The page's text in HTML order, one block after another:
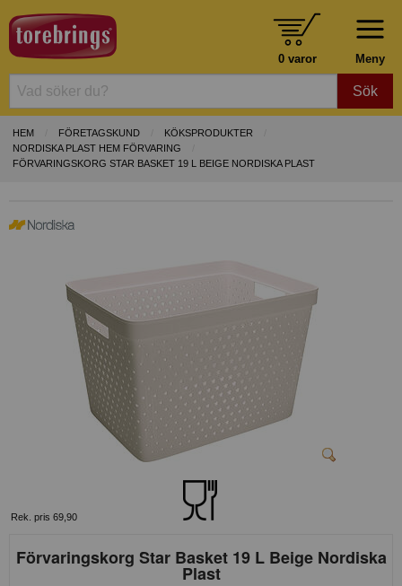
Meny
0 varor
Sök
HEM FÖRETAGSKUND
KÖKSPRODUKTER
NORDISKA PLAST HEM FÖRVARING
FÖRVARINGSKORG STAR BASKET 19 L BEIGE NORDISKA PLAST
Rek. pris 69,90
Förvaringskorg Star Basket 19 L Beige Nordiska
Plast